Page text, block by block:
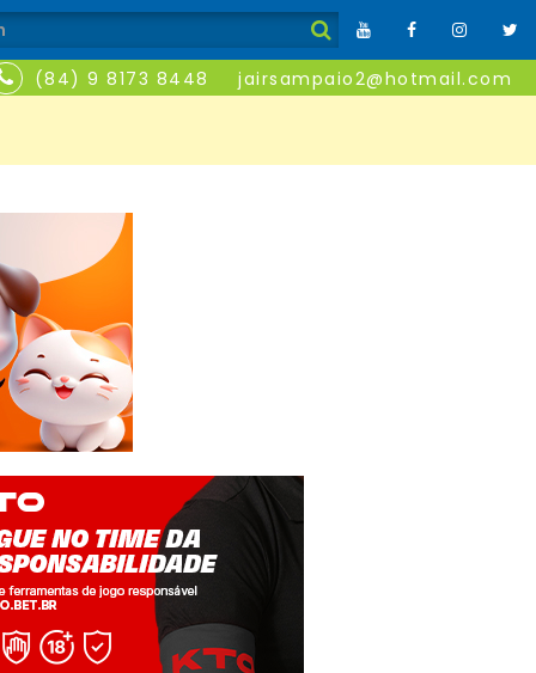
(84) 9 8173 8448 jairsampaio2@hotmail.com